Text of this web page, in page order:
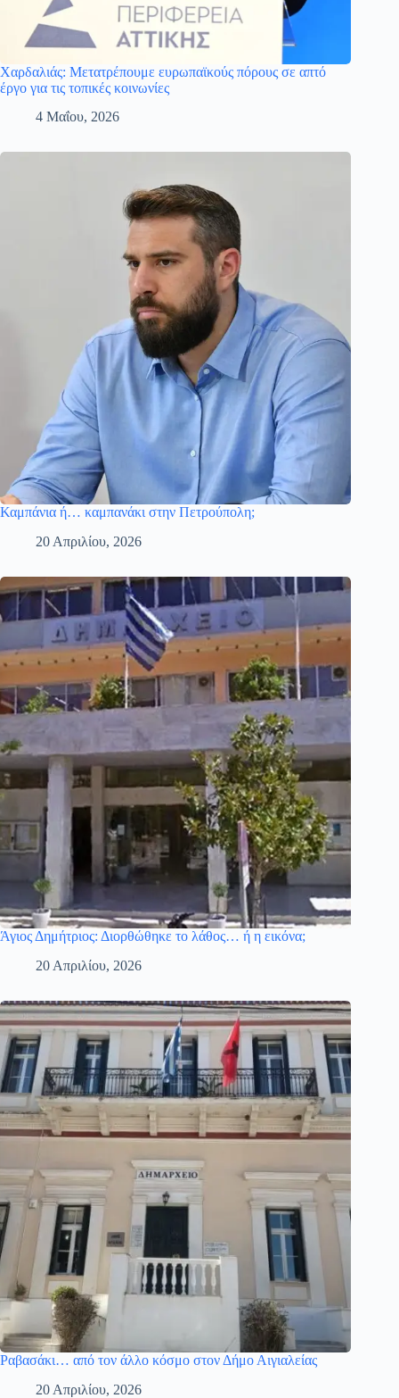
Χαρδαλιάς: Μετατρέπουμε ευρωπαϊκούς πόρους σε απτό
έργο για τις τοπικές κοινωνίες
4 Μαΐου, 2026
Καμπάνια ή… καμπανάκι στην Πετρούπολη;
20 Απριλίου, 2026
Άγιος Δημήτριος: Διορθώθηκε το λάθος… ή η εικόνα;
20 Απριλίου, 2026
Ραβασάκι… από τον άλλο κόσμο στον Δήμο Αιγιαλείας
20 Απριλίου, 2026